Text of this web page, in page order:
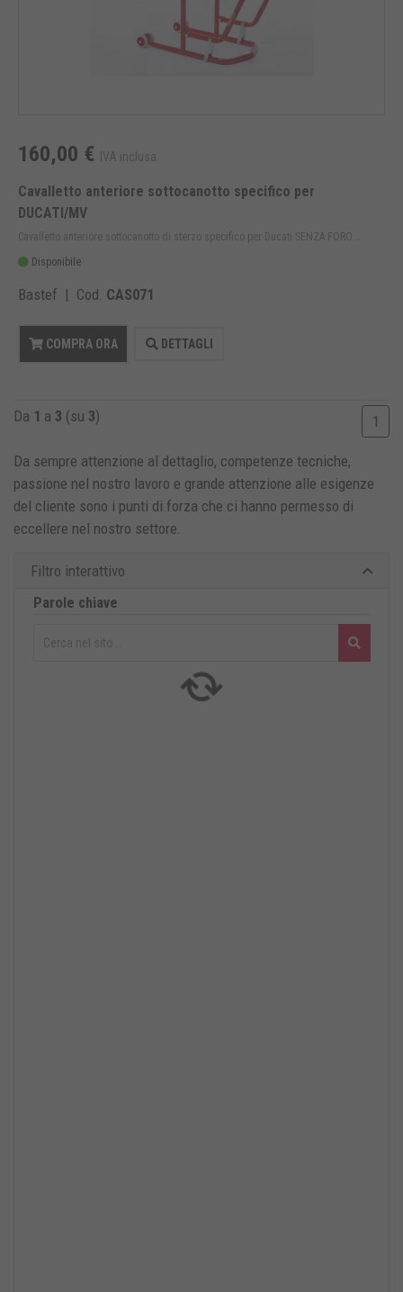
Filtro interattivo
Parole chiave
160,00 € IVA inclusa
Cavalletto anteriore sottocanotto specifico per
DUCATI/MV
Cavalletto anteriore sottocanotto di sterzo specifico per Ducati SENZA FORO ...
Disponibile
Bastef | Cod. CAS071
COMPRA ORA DETTAGLI
Da 1 a 3 (su 3) 1
Da sempre attenzione al dettaglio, competenze tecniche,
passione nel nostro lavoro e grande attenzione alle esigenze
del cliente sono i punti di forza che ci hanno permesso di
eccellere nel nostro settore.